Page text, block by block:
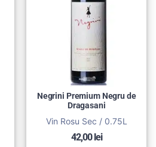
Negrini Premium Negru de
Dragasani
Vin Rosu Sec / 0.75L
42,00 lei